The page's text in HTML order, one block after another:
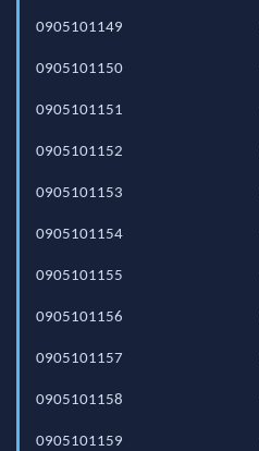
0905101149
0905101150
0905101151
0905101152
0905101153
0905101154
0905101155
0905101156
0905101157
0905101158
0905101159